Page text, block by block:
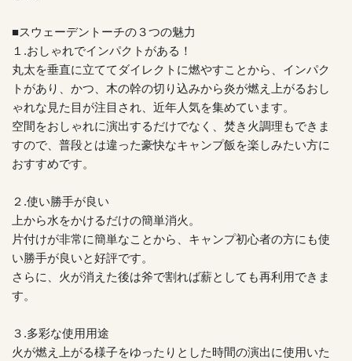
■スウェーデントーチの３つの魅力
１.おしゃれでインパクトがある！
丸太を垂直に立ててダイレクトに燃やすことから、インパク
トがあり、かつ、木の幹の切り込みから炎が燃え上がるおし
ゃれな見た目が注目され、近年人気を集めています。
空間をおしゃれに演出するだけでなく、焚き火調理もできま
すので、普段とは違った豪快なキャンプ飯を楽しみたい方に
おすすめです。
２.使い勝手が良い
上から水をかけるだけの簡単消火。
片付けが非常に簡単なことから、キャンプ初心者の方にも使
い勝手が良いと好評です。
さらに、火が消えた後は斧で割れば薪としても再利用できま
す。
３.多彩な使用用途
火が燃え上がる様子をゆったりとした時間の演出に使用いた